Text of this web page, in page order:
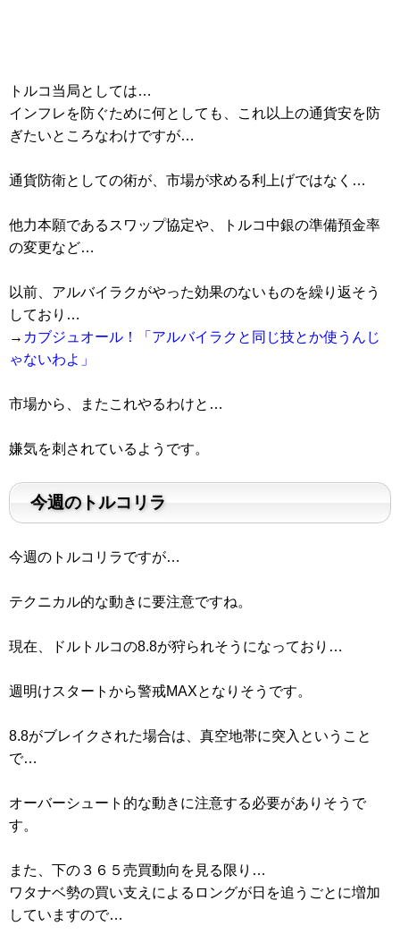
トルコ当局としては…
インフレを防ぐために何としても、これ以上の通貨安を防
ぎたいところなわけですが…
通貨防衛としての術が、市場が求める利上げではなく…
他力本願であるスワップ協定や、トルコ中銀の準備預金率
の変更など…
以前、アルバイラクがやった効果のないものを繰り返そう
しており…
→ カブジュオール！「アルバイラクと同じ技とか使うんじ
ゃないわよ」
市場から、またこれやるわけと…
嫌気を刺されているようです。
今週のトルコリラ
今週のトルコリラですが…
テクニカル的な動きに要注意ですね。
現在、ドルトルコの8.8が狩られそうになっており…
週明けスタートから警戒MAXとなりそうです。
8.8がブレイクされた場合は、真空地帯に突入ということ
で…
オーバーシュート的な動きに注意する必要がありそうで
す。
また、下の３６５売買動向を見る限り…
ワタナベ勢の買い支えによるロングが日を追うごとに増加
していますので…